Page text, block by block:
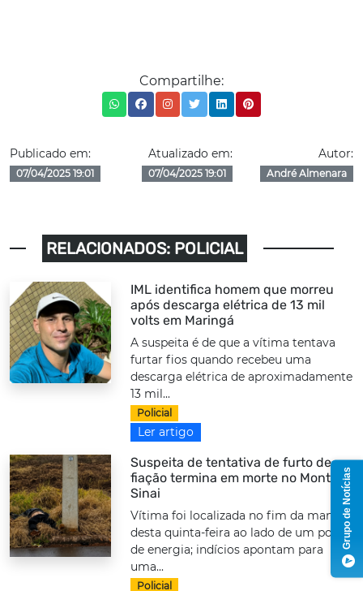
Compartilhe:
Publicado em:
07/04/2025 19:01
Atualizado em:
07/04/2025 19:01
Autor:
André Almenara
RELACIONADOS: POLICIAL
IML identifica homem que morreu
após descarga elétrica de 13 mil
volts em Maringá
A suspeita é de que a vítima tentava
furtar fios quando recebeu uma
descarga elétrica de aproximadamente
13 mil...
Policial
Ler artigo
Suspeita de tentativa de furto de
fiação termina em morte no Monte
Sinai
Vítima foi localizada no fim da manhã
desta quinta-feira ao lado de um poste
de energia; indícios apontam para
uma...
Policial
Grupo de Notícias